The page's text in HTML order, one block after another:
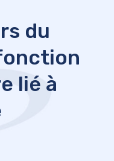
du
lié à